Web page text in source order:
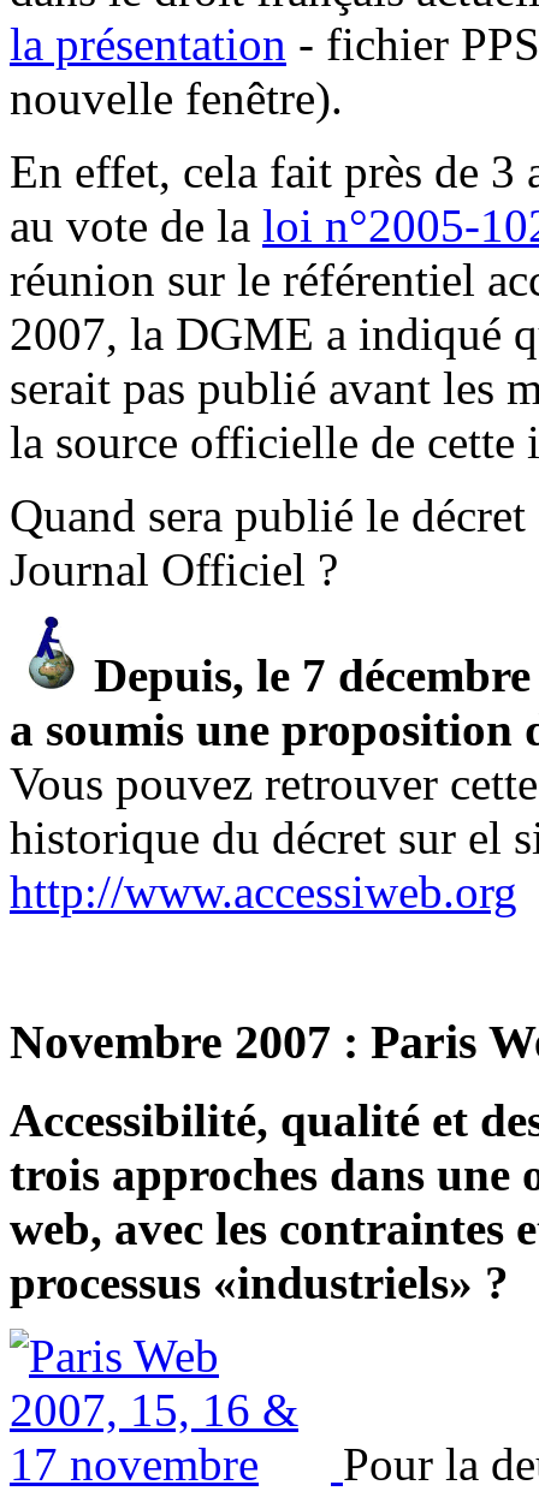
la présentation - fichier
nouvelle fenêtre).
En effet, cela fait près de 3
au vote de la loi n°2005-
réunion sur le référentiel
2007, la DGME a indiqué
serait pas publié avant les
la source officielle de
Quand sera publié le
Journal Officiel ?
Depuis, le 7
a soumis une proposition
Vous pouvez retrouver
historique du décret sur el
http://www.accessiweb.org
Novembre 2007 : Paris
Accessibilité, qualité et
trois approches dans une
web, avec les contraintes
processus «industriels» ?
Pour la